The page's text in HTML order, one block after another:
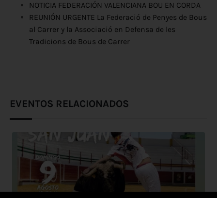
NOTICIA FEDERACIÓN VALENCIANA BOU EN CORDA
REUNIÓN URGENTE La Federació de Penyes de Bous
al Carrer y la Associació en Defensa de les
Tradicions de Bous de Carrer
EVENTOS RELACIONADOS